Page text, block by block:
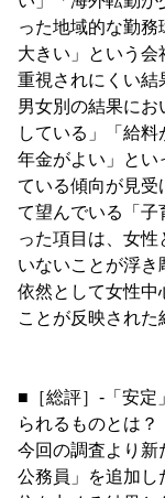
った地域的な勤
大きい」という会
重視されにくい結
男女別の結果にお
している」「給
年金がよい」とい
ている傾向が見受
て望んでいる「子
った項目は、女
いないことが浮き
依然として女性中
ことが反映された
■［総評］-「安定
られるものとは？
今回の調査より新
公務員」を追加し